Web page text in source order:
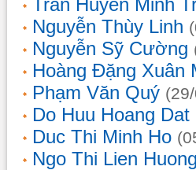
Trần Huyền Minh
Nguyễn Thùy Linh
Nguyễn Sỹ Cường
Hoàng Đặng Xuân
Phạm Văn Quý
Do Huu Hoang Dat
Duc Thi Minh Ho
Ngo Thi Lien